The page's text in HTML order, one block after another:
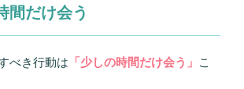
間だけ会う
べき行動は 「少しの時間だけ会う」 こ